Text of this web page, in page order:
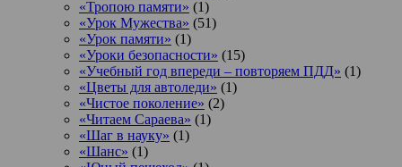
«Тропою памяти» (1)
«Урок Мужества» (51)
«Урок памяти» (1)
«Уроки безопасности» (15)
«Учебный год впереди – повторяем ПДД» (1)
«Цветы для автоледи» (1)
«Чистое поколение» (2)
«Читаем Сараева» (1)
«Шаг в науку» (1)
«Шанс» (1)